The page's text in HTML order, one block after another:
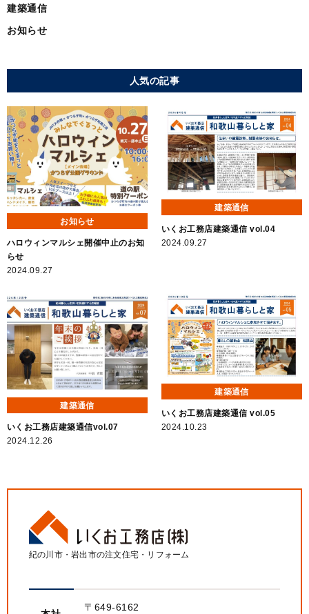
建築通信
お知らせ
人気の記事
お知らせ
ハロウィンマルシェ開催中止のお知
らせ
2024.09.27
建築通信
いくお工務店建築通信 vol.04
2024.09.27
建築通信
いくお工務店建築通信vol.07
2024.12.26
建築通信
いくお工務店建築通信 vol.05
2024.10.23
紀の川市・岩出市の注文住宅・リフォーム
〒649-6162